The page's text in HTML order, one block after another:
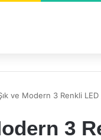
ve Modern 3 Renkli
3